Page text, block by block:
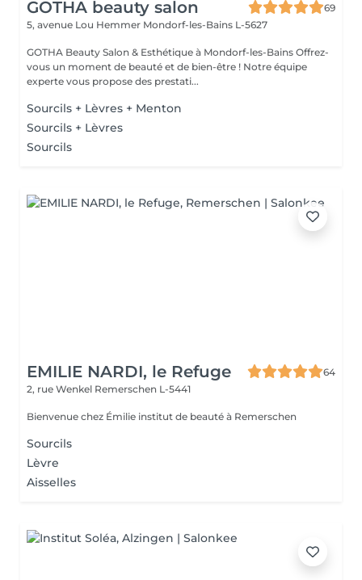
GOTHA beauty salon
69
5, avenue Lou Hemmer Mondorf-les-Bains L-5627
GOTHA Beauty Salon & Esthétique à Mondorf-les-Bains Offrez-
vous un moment de beauté et de bien-être ! Notre équipe
experte vous propose des prestati...
Sourcils + Lèvres + Menton
Sourcils + Lèvres
Sourcils
EMILIE NARDI, le Refuge
64
2, rue Wenkel Remerschen L-5441
Bienvenue chez Émilie institut de beauté à Remerschen
Sourcils
Lèvre
Aisselles